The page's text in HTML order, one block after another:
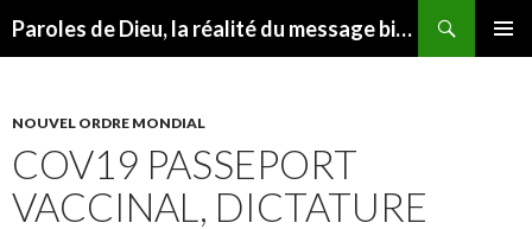
Paroles de Dieu, la réalité du message biblique
NOUVEL ORDRE MONDIAL
COV19 PASSEPORT
VACCINAL, DICTATURE